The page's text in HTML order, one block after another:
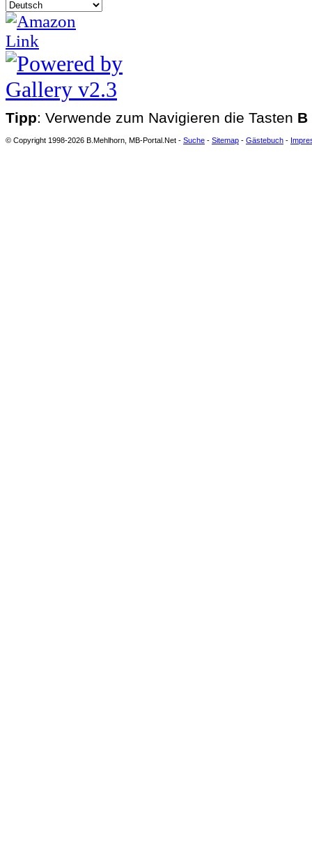
Tipp: Verwende zum Navigieren die Tasten B
© Copyright 1998-2026 B.Mehlhorn, MB-Portal.Net - Suche - Sitemap - Gästebuch -